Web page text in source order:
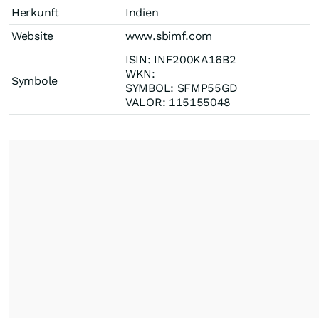
Herkunft
Indien
Website
www.sbimf.com
Symbole
ISIN: INF200KA16B2
WKN:
SYMBOL: SFMP55GD
VALOR: 115155048